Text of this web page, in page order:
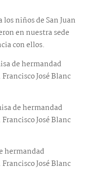
niños de San Juan
en nuestra sede
con ellos.
de hermandad
José Blanc
de hermandad
José Blanc
hermandad
José Blanc